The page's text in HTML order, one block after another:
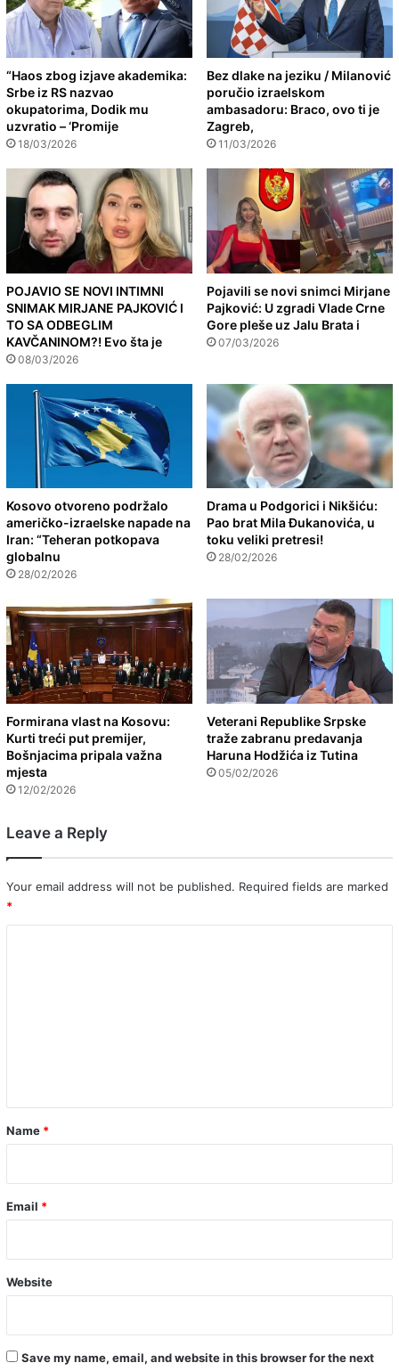
“Haos zbog izjave akademika:
Srbe iz RS nazvao
okupatorima, Dodik mu
uzvratio – ‘Promije
18/03/2026
Bez dlake na jeziku / Milanović
poručio izraelskom
ambasadoru: Braco, ovo ti je
Zagreb,
11/03/2026
POJAVIO SE NOVI INTIMNI
SNIMAK MIRJANE PAJKOVIĆ I
TO SA ODBEGLIM
KAVČANINOM?! Evo šta je
08/03/2026
Pojavili se novi snimci Mirjane
Pajković: U zgradi Vlade Crne
Gore pleše uz Jalu Brata i
07/03/2026
Kosovo otvoreno podržalo
američko-izraelske napade na
Iran: “Teheran potkopava
globalnu
28/02/2026
Drama u Podgorici i Nikšiću:
Pao brat Mila Đukanovića, u
toku veliki pretresi!
28/02/2026
Formirana vlast na Kosovu:
Kurti treći put premijer,
Bošnjacima pripala važna
mjesta
12/02/2026
Veterani Republike Srpske
traže zabranu predavanja
Haruna Hodžića iz Tutina
05/02/2026
Leave a Reply
Your email address will not be published. Required fields are marked
*
*
Name *
Email *
Website
Save my name, email, and website in this browser for the next